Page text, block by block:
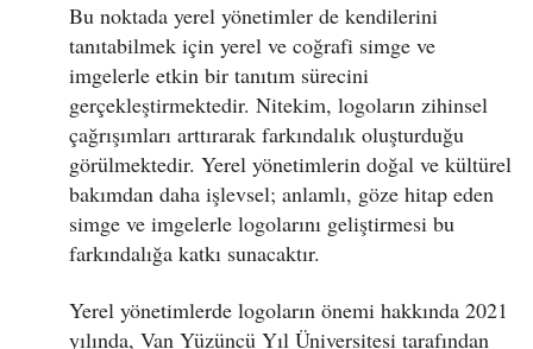
Bu noktada yerel yönetimler de kendilerini
tanıtabilmek için yerel ve coğrafi simge ve
imgelerle etkin bir tanıtım sürecini
gerçekleştirmektedir. Nitekim, logoların zihinsel
çağrışımları arttırarak farkındalık oluşturduğu
görülmektedir. Yerel yönetimlerin doğal ve kültürel
bakımdan daha işlevsel; anlamlı, göze hitap eden
simge ve imgelerle logolarını geliştirmesi bu
farkındalığa katkı sunacaktır.
Yerel yönetimlerde logoların önemi hakkında 2021
yılında, Van Yüzüncü Yıl Üniversitesi tarafından